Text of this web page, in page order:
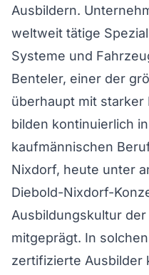
Ausbildern.
weltweit tätige
Systeme und
Benteler, einer der
überhaupt mit starker
bilden kontinuierlich
kaufmännischen
Nixdorf, heute unter
Diebold-Nixdorf-
Ausbildungskultur
mitgeprägt. In
zertifizierte Ausbilder